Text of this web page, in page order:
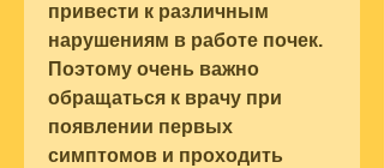
привести к различным
нарушениям в работе почек.
Поэтому очень важно
обращаться к врачу при
появлении первых
симптомов и проходить